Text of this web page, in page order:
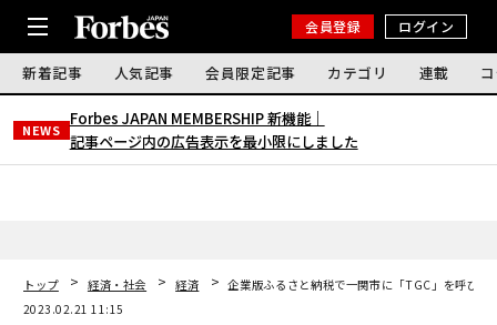
会員登録 ログイン
新着記事 人気記事 会員限定記事 カテゴリ 連載
NEWS
Forbes JAPAN MEMBERSHIP 新機能｜
記事ページ内の広告表示を最小限にしました
トップ 経済・社会 経済
企業版ふるさと納税で一関市に「TGC」を呼び込
2023.02.21 11:15